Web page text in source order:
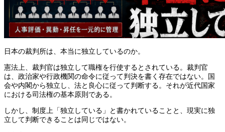
日本の裁判所は、本当に独立しているのか。
憲法上、裁判官は独立して職権を行使するとされている。裁判官
は、政治家や行政機関の命令に従って判決を書く存在ではない。国
会や内閣から独立し、法と良心に従って判断する。それが近代国家
における司法権の基本原則である。
しかし、制度上「独立している」と書かれていることと、現実に独
立して判断できることは同じではない。